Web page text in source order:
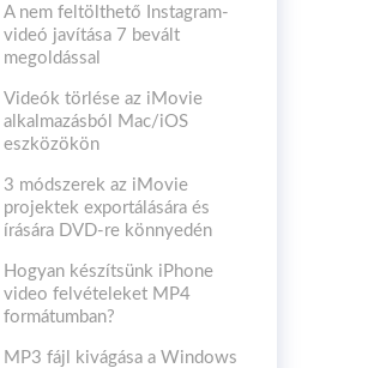
A nem feltölthető Instagram-
videó javítása 7 bevált
megoldással
Videók törlése az iMovie
alkalmazásból Mac/iOS
eszközökön
3 módszerek az iMovie
projektek exportálására és
írására DVD-re könnyedén
Hogyan készítsünk iPhone
video felvételeket MP4
formátumban?
MP3 fájl kivágása a Windows